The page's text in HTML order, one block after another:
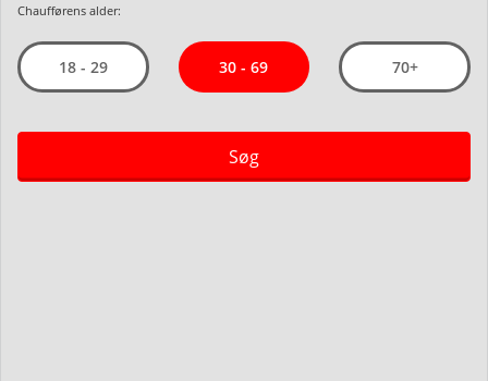
Chaufførens alder:
18 - 29 30 - 69 70+
Søg